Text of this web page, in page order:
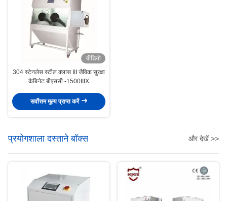
वीडियो
304 स्टेनलेस स्टील क्लास III जैविक सुरक्षा
कैबिनेट बीएससी -1500IIIX
सर्वोत्तम मूल्य प्राप्त करें
प्रयोगशाला दस्ताने बॉक्स और देखें >>